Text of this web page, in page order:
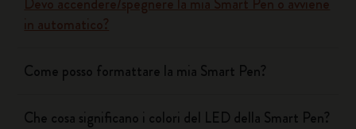
in automatico?
Come posso formattare la mia Smart Pen?
Che cosa significano i colori del LED della Smart Pen?